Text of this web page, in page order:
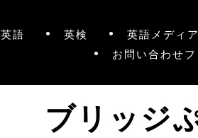
英語 英検 英語メディア
お問い合わせ
ブリッジ